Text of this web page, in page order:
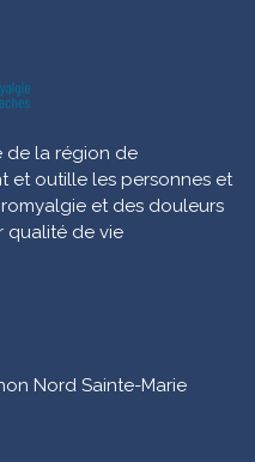
de la région de
et outille les personnes et
et des douleurs
qualité de vie
Nord Sainte-Marie